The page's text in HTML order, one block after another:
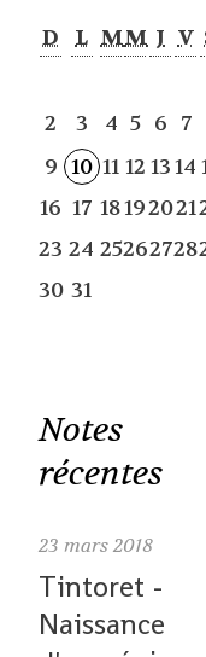
D L MM J V
2 3 4 5 6 7
9 10 11 12 1314
16 17 18192021
23 24 25262728
30 31
Notes
récentes
23 mars 2018
Tintoret -
Naissance